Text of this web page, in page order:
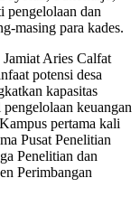
pengelolaan dan
masing para kades.
Aries Calfat
potensi desa
kapasitas
keuangan
pertama kali
Pusat Penelitian
Penelitian dan
Perimbangan